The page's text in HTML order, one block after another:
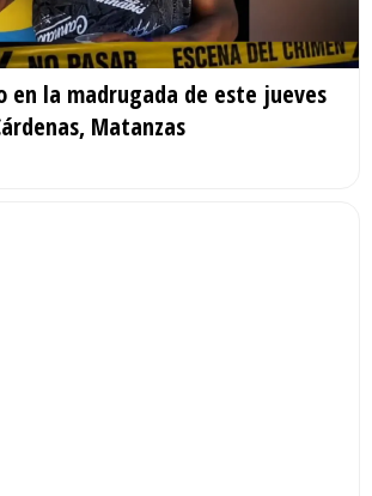
en la madrugada de este jueves
Matanzas